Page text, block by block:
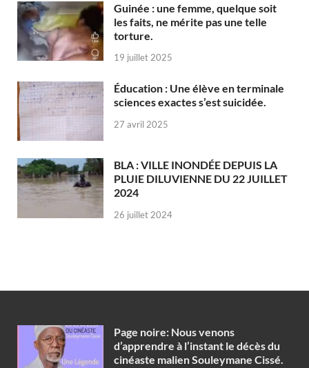
Guinée : une femme, quelque soit
les faits, ne mérite pas une telle
torture.
19 juillet 2025
Éducation : Une élève en terminale
sciences exactes s’est suicidée.
27 avril 2025
BLA : VILLE INONDÉE DEPUIS LA
PLUIE DILUVIENNE DU 22 JUILLET
2024
26 juillet 2024
Page noire: Nous venons
d’apprendre à l’instant le décès du
cinéaste malien Souleymane Cissé.